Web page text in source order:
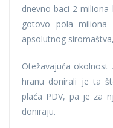
dnevno baci 2
gotovo pola
apsolutnog
Otežavajuća
hranu donirali je ta
plaća PDV, pa je za
doniraju.